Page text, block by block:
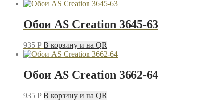
Обои AS Creation 3645-63
935 P В корзину и на QR
Обои AS Creation 3662-64
935 P В корзину и на QR